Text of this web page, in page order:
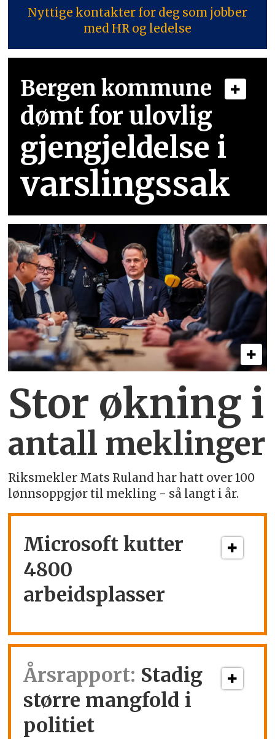
Nyttige kontakter for deg som jobber
med HR og ledelse
Bergen kommune
dømt for ulovlig
gjengjeldelse i
varslingssak
Stor økning i
antall meklinger
Riksmekler Mats Ruland har hatt over 100
lønnsoppgjør til mekling - så langt i år.
Microsoft kutter
4800
arbeidsplasser
Årsrapport: Stadig
større mangfold i
politiet